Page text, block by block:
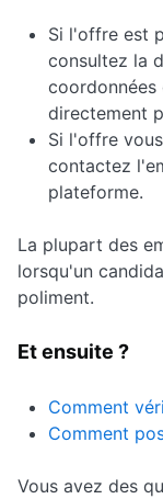
Si l'offre est
consultez la
directement
Si l'offre
contactez
plateforme.
La plupart des
lorsqu'un
poliment.
Et ensuite ?
Comment
Comment
Vous avez des